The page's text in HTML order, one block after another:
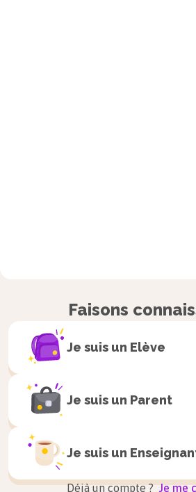
Faisons
Je suis un Elève
Je suis un Parent
Je suis un
Déjà un compte ? Je me